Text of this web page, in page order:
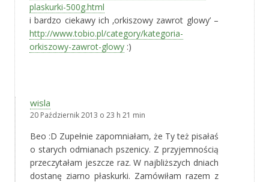
plaskurki-500g.html
i bardzo ciekawy ich ‚orkiszowy zawrot glowy’ –
http://www.tobio.pl/category/kategoria-
orkiszowy-zawrot-glowy :)
wisla
20 Październik 2013 o 23 h 21 min
Beo :D Zupełnie zapomniałam, że Ty też pisałaś
o starych odmianach pszenicy. Z przyjemnością
przeczytałam jeszcze raz. W najbliższych dniach
dostanę ziarno płaskurki. Zamówiłam razem z